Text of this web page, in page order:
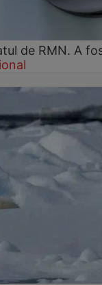
de RMN. A